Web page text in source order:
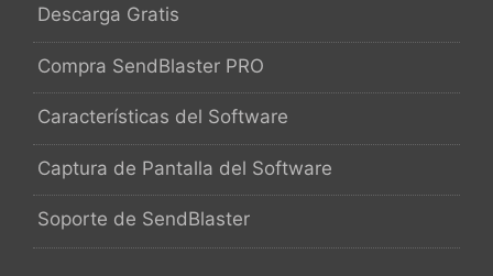
Descarga Gratis
Compra SendBlaster PRO
Características del Software
Captura de Pantalla del Software
Soporte de SendBlaster